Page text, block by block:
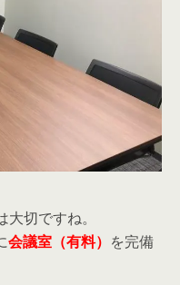
切ですね。
会議室（有料） を完備